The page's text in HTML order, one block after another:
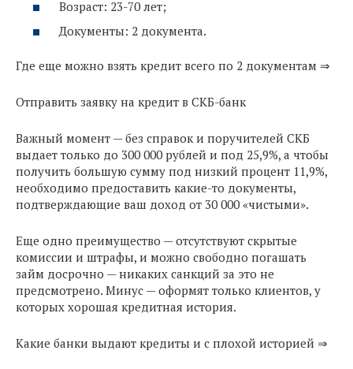
Возраст: 23-70 лет;
Документы: 2 документа.
Где еще можно взять кредит всего по 2 документам ⇒
Отправить заявку на кредит в СКБ-банк
Важный момент — без справок и поручителей СКБ
выдает только до 300 000 рублей и под 25,9%, а чтобы
получить большую сумму под низкий процент 11,9%,
необходимо предоставить какие-то документы,
подтверждающие ваш доход от 30 000 «чистыми».
Еще одно преимущество — отсутствуют скрытые
комиссии и штрафы, и можно свободно погашать
займ досрочно — никаких санкций за это не
предсмотрено. Минус — оформят только клиентов, у
которых хорошая кредитная история.
Какие банки выдают кредиты и с плохой историей ⇒